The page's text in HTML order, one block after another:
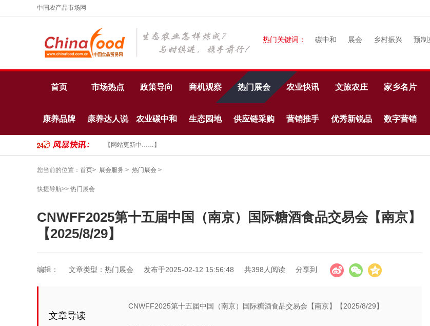
中国农产品市场网
热门关键词： 碳中和 展会 乡村振兴 预制
首页 市场热点 政策导向 商机观察 热门展会 农业快讯 文旅农庄 家乡名片
康养品牌 康养达人说 农业碳中和 生态园地 供应链采购 营销推手 优秀新锐品 数字营销
【网站更新中……】
您当前的位置： 首页> 展会服务 > 热门展会 >
快捷导航>> 热门展会
CNWFF2025第十五届中国（南京）国际糖酒食品交易会【南京】
【2025/8/29】
编辑： 文章类型：热门展会 发布于2025-02-12 15:56:48 共398人阅读 分享到
文章导读
CNWFF2025第十五届中国（南京）国际糖酒食品交易会【南京】【2025/8/29】